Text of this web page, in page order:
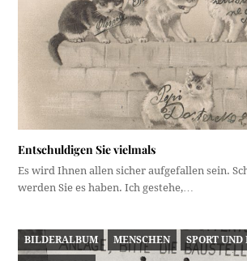
Entschuldigen Sie vielmals
Es wird Ihnen allen sicher aufgefallen sein.
werden Sie es haben. Ich gestehe,…
BILDERALBUM MENSCHEN SPORT